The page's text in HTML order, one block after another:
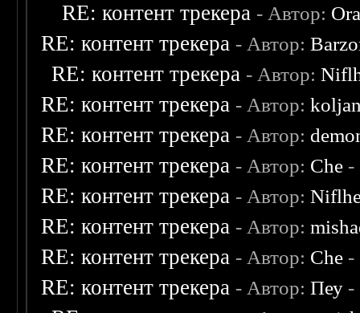
RE: контент трекера - Автор:
RE: контент трекера - Автор:
RE: контент трекера - Автор:
RE: контент трекера - Автор:
RE: контент трекера - Автор:
RE: контент трекера - Автор: Che -
RE: контент трекера - Автор:
RE: контент трекера - Автор:
RE: контент трекера - Автор: Che -
RE: контент трекера - Автор:Пеу -